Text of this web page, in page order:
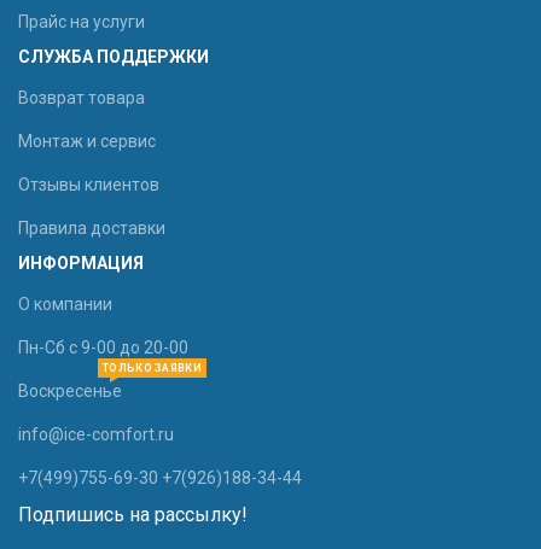
Прайс на услуги
СЛУЖБА ПОДДЕРЖКИ
Возврат товара
Монтаж и сервис
Отзывы клиентов
Правила доставки
ИНФОРМАЦИЯ
О компании
Пн-Сб с 9-00 до 20-00
Воскресенье
ТОЛЬКО ЗАЯВКИ
info@ice-comfort.ru
+7(499)755-69-30 +7(926)188-34-44
Подпишись на рассылку!